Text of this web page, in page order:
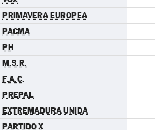
PRIMAVERA EUROPEA
PACMA
PH
M.S.R.
F.A.C.
PREPAL
EXTREMADURA UNIDA
PARTIDO X